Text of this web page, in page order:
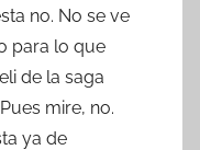
no. No se ve
para lo que
de la saga
mire, no.
ya de